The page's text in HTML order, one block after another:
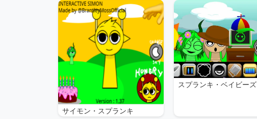
サイモン・スプランキ
スプランキ・ベイビーズ